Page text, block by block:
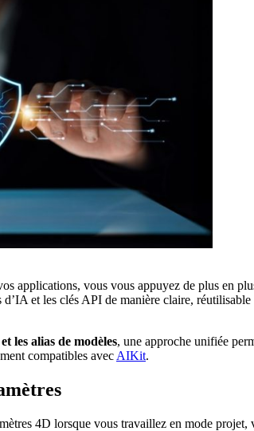
applications, vous vous appuyez de plus en
et les clés API de manière claire,
les alias de modèles, une approche unifiée
compatibles avec AIKit.
4D lorsque vous travaillez en mode